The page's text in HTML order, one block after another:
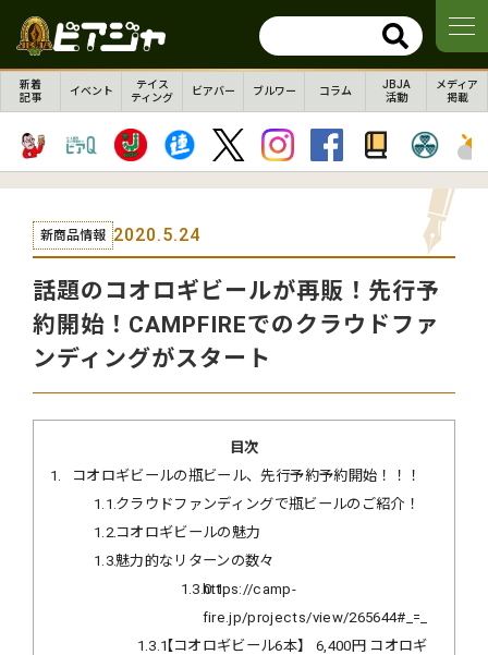
新着
記事
イベント
テイス
ティング
ビアバー ブルワー コラム
JBJA
活動
メディア
掲載
新商品情報 2020.5.24
話題のコオロギビールが再販！先行予
約開始！CAMPFIREでのクラウドファ
ンディングがスタート
目次
1
コオロギビールの瓶ビール、先行予約予約開始！！！
1.1 クラウドファンディングで瓶ビールのご紹介！
1.2コオロギビールの魅力
1.3魅力的なリターンの数々
1.3.0.1https://camp-
fire.jp/projects/view/265644#_=_
1.3.1【コオロギビール6本】 6,400円 コオロギ